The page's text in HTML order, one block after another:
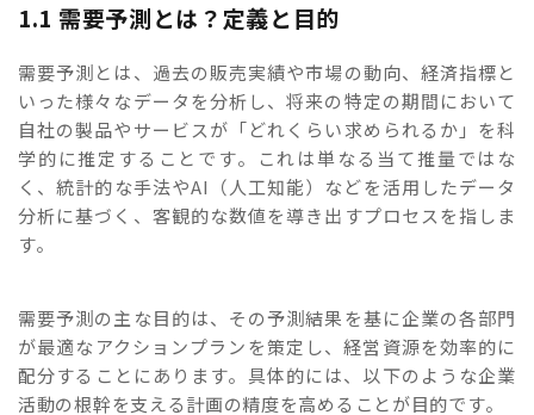
1.1 需要予測とは？定義と目的
需要予測とは、過去の販売実績や市場の動向、経済指標と
いった様々なデータを分析し、将来の特定の期間において
自社の製品やサービスが「どれくらい求められるか」を科
学的に推定することです。これは単なる当て推量ではな
く、統計的な手法やAI（人工知能）などを活用したデータ
分析に基づく、客観的な数値を導き出すプロセスを指しま
す。
需要予測の主な目的は、その予測結果を基に企業の各部門
が最適なアクションプランを策定し、経営資源を効率的に
配分することにあります。具体的には、以下のような企業
活動の根幹を支える計画の精度を高めることが目的です。